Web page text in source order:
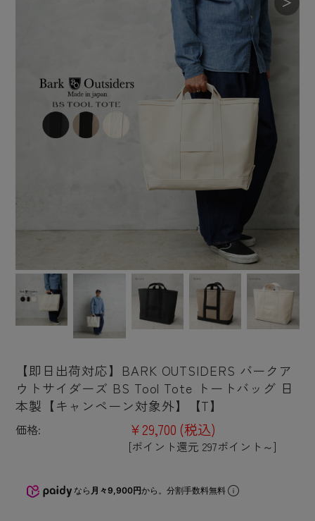
【即日出荷対応】BARK OUTSIDERS バークア
ウトサイダーズ BS Tool Tote トートバッグ 日
本製【キャンペーン対象外】【T】
価格: ¥29,700 (税込)
[ポイント還元 297ポイント～]
なら 月々9,900円から。分割手数料無料